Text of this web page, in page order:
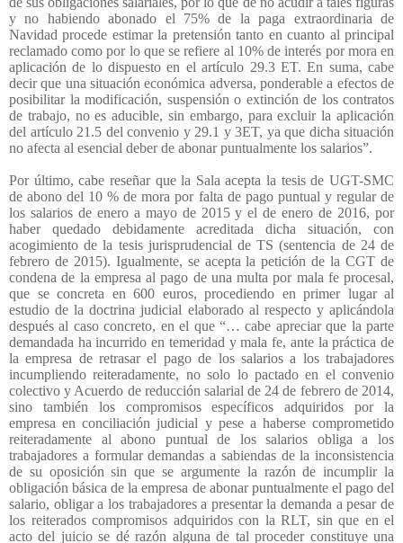
y no habiendo abonado el 75% de la paga extraordinaria de
Navidad procede estimar la pretensión tanto en cuanto al principal
reclamado como por lo que se refiere al 10% de interés por mora en
aplicación de lo dispuesto en el artículo 29.3 ET. En suma, cabe
decir que una situación económica adversa, ponderable a efectos de
posibilitar la modificación, suspensión o extinción de los contratos
de trabajo, no es aducible, sin embargo, para excluir la aplicación
del artículo 21.5 del convenio y 29.1 y 3ET, ya que dicha situación
no afecta al esencial deber de abonar puntualmente los salarios”.
Por último, cabe reseñar que la Sala acepta la tesis de UGT-SMC
de abono del 10 % de mora por falta de pago puntual y regular de
los salarios de enero a mayo de 2015 y el de enero de 2016, por
haber quedado debidamente acreditada dicha situación, con
acogimiento de la tesis jurisprudencial de TS (sentencia de 24 de
febrero de 2015). Igualmente, se acepta la petición de la CGT de
condena de la empresa al pago de una multa por mala fe procesal,
que se concreta en 600 euros, procediendo en primer lugar al
estudio de la doctrina judicial elaborado al respecto y aplicándola
después al caso concreto, en el que “… cabe apreciar que la parte
demandada ha incurrido en temeridad y mala fe, ante la práctica de
la empresa de retrasar el pago de los salarios a los trabajadores
incumpliendo reiteradamente, no solo lo pactado en el convenio
colectivo y Acuerdo de reducción salarial de 24 de febrero de 2014,
sino también los compromisos específicos adquiridos por la
empresa en conciliación judicial y pese a haberse comprometido
reiteradamente al abono puntual de los salarios obliga a los
trabajadores a formular demandas a sabiendas de la inconsistencia
de su oposición sin que se argumente la razón de incumplir la
obligación básica de la empresa de abonar puntualmente el pago del
salario, obligar a los trabajadores a presentar la demanda a pesar de
los reiterados compromisos adquiridos con la RLT, sin que en el
acto del juicio se dé razón alguna de tal proceder constituye una